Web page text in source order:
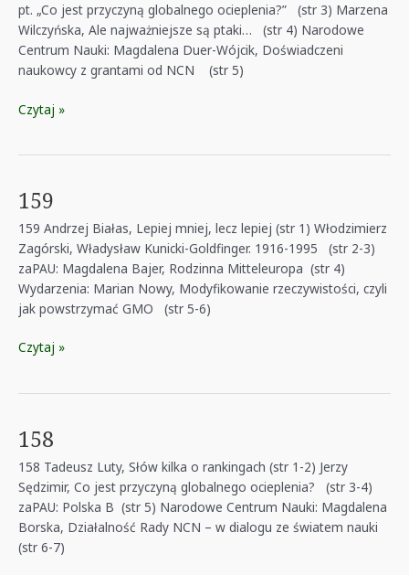
pt. „Co jest przyczyną globalnego ocieplenia?” (str 3) Marzena
Wilczyńska, Ale najważniejsze są ptaki… (str 4) Narodowe
Centrum Nauki: Magdalena Duer-Wójcik, Doświadczeni
naukowcy z grantami od NCN (str 5)
160
Czytaj »
159
159 Andrzej Białas, Lepiej mniej, lecz lepiej (str 1) Włodzimierz
Zagórski, Władysław Kunicki-Goldfinger. 1916-1995 (str 2-3)
zaPAU: Magdalena Bajer, Rodzinna Mitteleuropa (str 4)
Wydarzenia: Marian Nowy, Modyfikowanie rzeczywistości, czyli
jak powstrzymać GMO (str 5-6)
159
Czytaj »
158
158 Tadeusz Luty, Słów kilka o rankingach (str 1-2) Jerzy
Sędzimir, Co jest przyczyną globalnego ocieplenia? (str 3-4)
zaPAU: Polska B (str 5) Narodowe Centrum Nauki: Magdalena
Borska, Działalność Rady NCN – w dialogu ze światem nauki
(str 6-7)